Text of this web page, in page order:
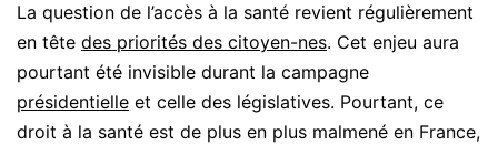
La question de l’accès à la santé revient régulièrement
en tête des priorités des citoyen-nes. Cet enjeu aura
pourtant été invisible durant la campagne
présidentielle et celle des législatives. Pourtant, ce
droit à la santé est de plus en plus malmené en France,